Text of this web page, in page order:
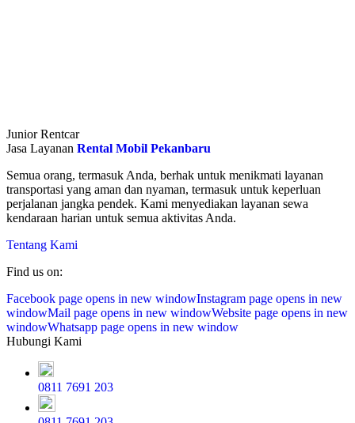
Junior Rentcar
Jasa Layanan Rental Mobil Pekanbaru
Semua orang, termasuk Anda, berhak untuk menikmati layanan
transportasi yang aman dan nyaman, termasuk untuk keperluan
perjalanan jangka pendek. Kami menyediakan layanan sewa
kendaraan harian untuk semua aktivitas Anda.
Tentang Kami
Find us on:
Facebook page opens in new windowInstagram page opens in new
windowMail page opens in new windowWebsite page opens in new
windowWhatsapp page opens in new window
Hubungi Kami
0811 7691 203